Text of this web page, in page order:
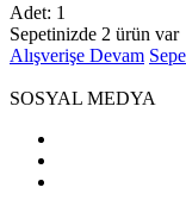
Adet: 1
Sepetinizde 2 ürün var
Alışverişe Devam
SOSYAL MEDYA